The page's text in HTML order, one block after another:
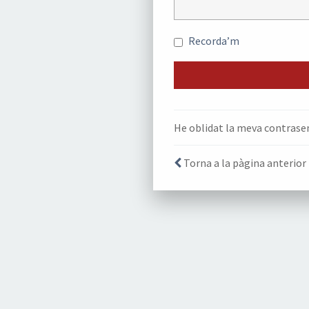
Recorda’m
He oblidat la meva
Torna a la pàgina anterior